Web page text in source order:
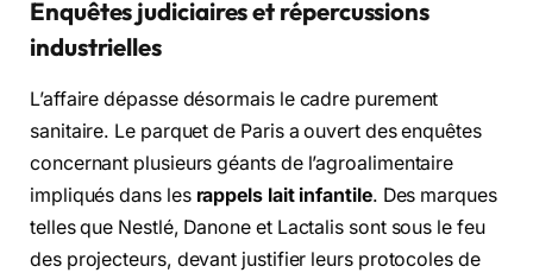
Enquêtes judiciaires et répercussions
industrielles
L’affaire dépasse désormais le cadre purement
sanitaire. Le parquet de Paris a ouvert des enquêtes
concernant plusieurs géants de l’agroalimentaire
impliqués dans les rappels lait infantile. Des marques
telles que Nestlé, Danone et Lactalis sont sous le feu
des projecteurs, devant justifier leurs protocoles de